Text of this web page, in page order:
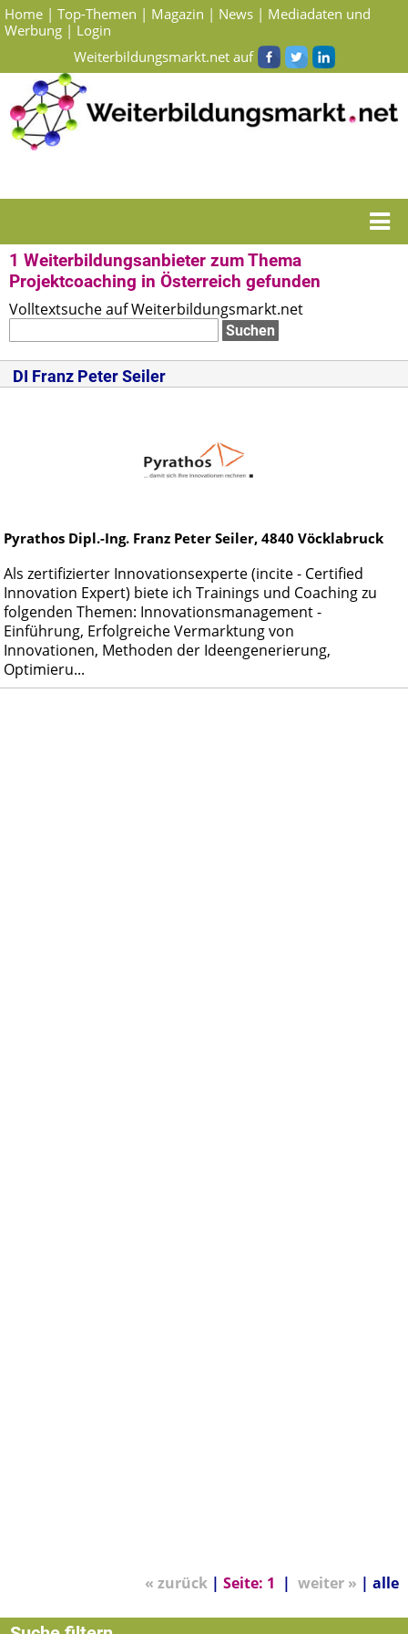
Home | Top-Themen | Magazin | News | Mediadaten und
Werbung | Login
Weiterbildungsmarkt.net auf
1 Weiterbildungsanbieter zum Thema
Projektcoaching in Österreich gefunden
Volltextsuche auf Weiterbildungsmarkt.net
DI Franz Peter Seiler
Pyrathos Dipl.-Ing. Franz Peter Seiler,4840 Vöcklabruck
Als zertifizierter Innovationsexperte (incite - Certified
Innovation Expert) biete ich Trainings und Coaching zu
folgenden Themen: Innovationsmanagement -
Einführung, Erfolgreiche Vermarktung von
Innovationen, Methoden der Ideengenerierung,
Optimieru...
« zurück | Seite: 1 | weiter » | alle